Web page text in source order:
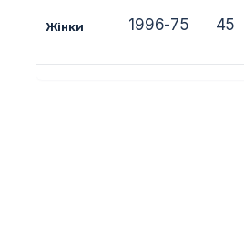
Жінки 1996-75 45